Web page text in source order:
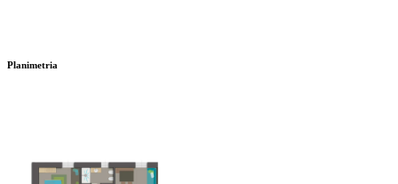
Planimetria